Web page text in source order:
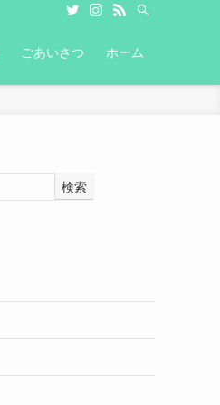
ごあいさつ ホーム
検索